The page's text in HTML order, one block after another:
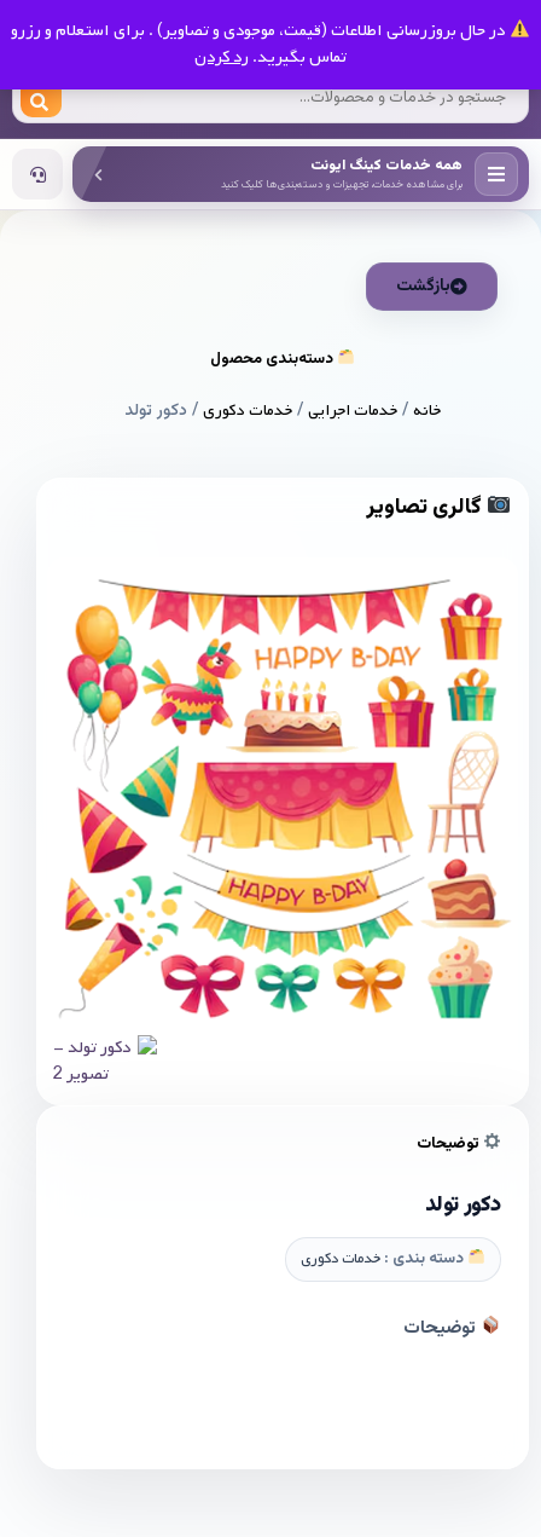
در حال بروزرسانی اطلاعات (قیمت، موجودی و تصاویر) . برای استعلام و رزرو
تماس بگیرید. رد کردن
کینگ ایونت
همه خدمات کینگ ایونت
برای مشاهده خدمات، تجهیزات و دسته‌بندی‌ها کلیک کنید
بازگشت
دسته‌بندی محصول
خانه/خدمات اجرایی/خدمات دکوری/ دکور تولد
گالری تصاویر
توضیحات
دکور تولد
دسته بندی : خدمات دکوری
توضیحات